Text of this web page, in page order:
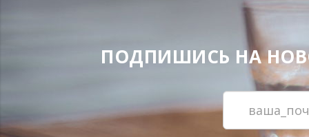
ПОДПИШИСЬ НА